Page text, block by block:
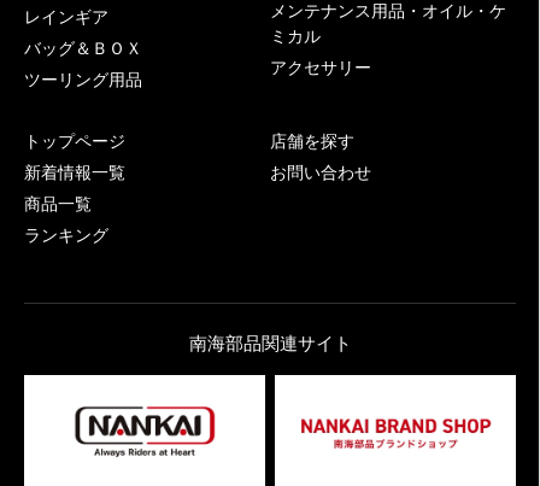
レインギア
バッグ＆ＢＯＸ
ツーリング用品
メンテナンス用品・オイル・ケ
ミカル
アクセサリー
トップページ
新着情報一覧
商品一覧
ランキング
店舗を探す
お問い合わせ
南海部品関連サイト